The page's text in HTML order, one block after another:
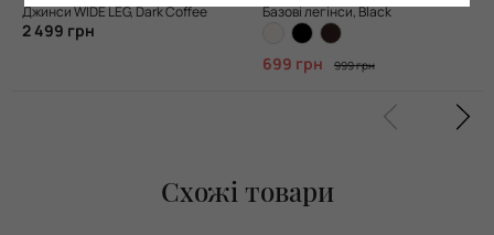
Джинси WIDE LEG, Dark Coffee
2 499 грн
Базові легінси, Black
699 грн 999 грн
Схожі товари